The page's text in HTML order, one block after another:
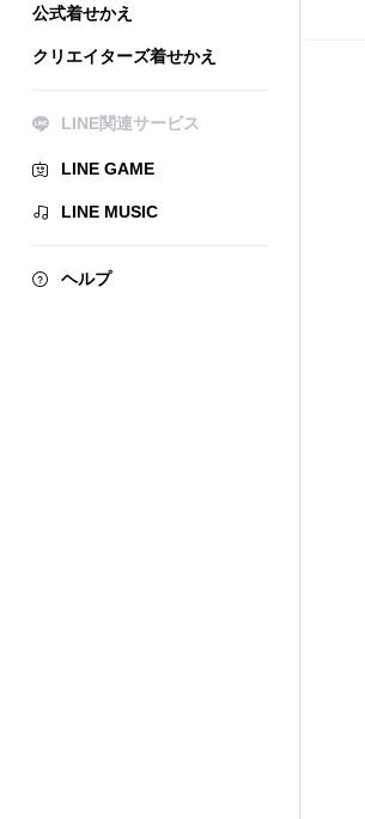
公式着せかえ
クリエイターズ着せかえ
LINE関連サービス
LINE GAME
LINE MUSIC
ヘルプ